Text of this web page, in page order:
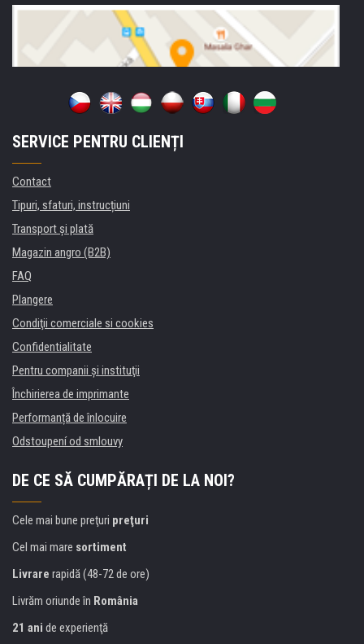
SERVICE PENTRU CLIENȚI
Contact
Tipuri, sfaturi, instrucțiuni
Transport şi plată
Magazin angro (B2B)
FAQ
Plangere
Condiţii comerciale si cookies
Confidentialitate
Pentru companii și instituţii
Închirierea de imprimante
Performanță de înlocuire
Odstoupení od smlouvy
DE CE SĂ CUMPĂRAȚI DE LA NOI?
Cele mai bune preţuri preţuri
Cel mai mare sortiment
Livrare rapidă (48-72 de ore)
Livrăm oriunde în România
21 ani de experienţă